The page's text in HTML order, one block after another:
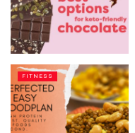
FITNESS